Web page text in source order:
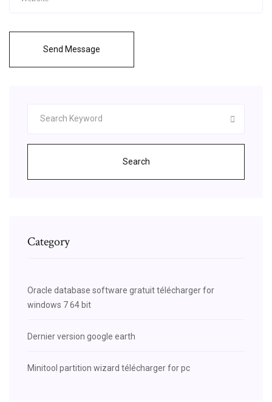
Send Message
Search
Category
Oracle database software gratuit télécharger for
windows 7 64 bit
Dernier version google earth
Minitool partition wizard télécharger for pc